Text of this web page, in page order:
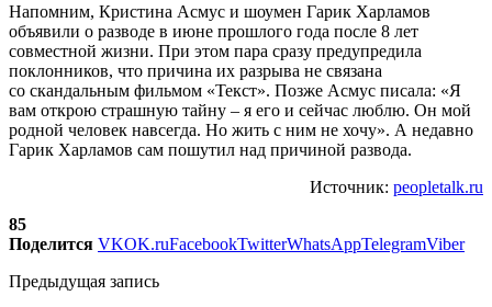
Напомним, Кристина Асмус и шоумен Гарик Харламов
объявили о разводе в июне прошлого года после 8 лет
совместной жизни. При этом пара сразу предупредила
поклонников, что причина их разрыва не связана
со скандальным фильмом «Текст». Позже Асмус писала: «Я
вам открою страшную тайну – я его и сейчас люблю. Он мой
родной человек навсегда. Но жить с ним не хочу». А недавно
Гарик Харламов сам пошутил над причиной развода.
Источник: peopletalk.ru
85
Поделится VKOK.ruFacebookTwitterWhatsAppTelegramViber
Предыдущая запись